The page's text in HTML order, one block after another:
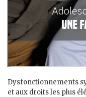
Dysfonctionnements
et aux droits les plus